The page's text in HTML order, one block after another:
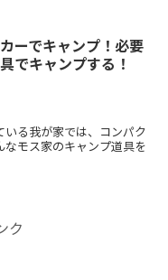
ーでキャンプ！必要
でキャンプする！
る我が家では、コンパク
なモス家のキャンプ道具を
ク